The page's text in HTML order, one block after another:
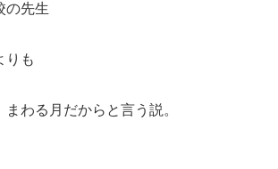
の先生
りも
わる月だからと言う説。